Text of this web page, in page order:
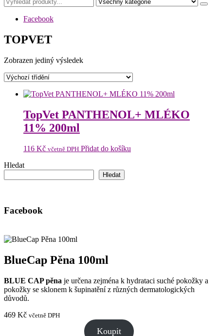
Facebook
TOPVET
Zobrazen jediný výsledek
TopVet PANTHENOL+ MLÉKO
11% 200ml
116 Kč včetně DPH Přidat do košíku
Hledat
Hledat
Facebook
BlueCap Pěna 100ml
BLUE CAP pěna je určena zejména k hydrataci suché pokožky a
pokožky se sklonem k šupinatění z různých dermatologických
důvodů.
469 Kč včetně DPH
Koupit